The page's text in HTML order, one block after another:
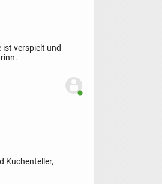
ist verspielt und
Benutzer ist online
Kuchenteller,